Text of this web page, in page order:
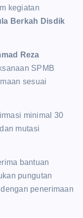
kegiatan
Berkah Disdik
Reza
SPMB
sesuai
minimal 30
mutasi
bantuan
pungutan
penerimaan